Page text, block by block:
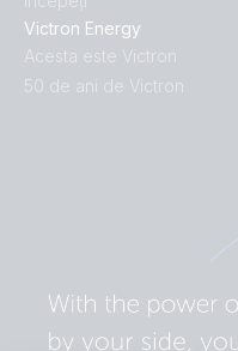
Victron Energy
Acesta este Victron
50 de ani de Victron